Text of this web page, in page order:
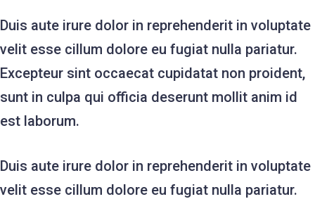
Duis aute irure dolor in reprehenderit in voluptate
velit esse cillum dolore eu fugiat nulla pariatur.
Excepteur sint occaecat cupidatat non proident,
sunt in culpa qui officia deserunt mollit anim id
est laborum.
Duis aute irure dolor in reprehenderit in voluptate
velit esse cillum dolore eu fugiat nulla pariatur.